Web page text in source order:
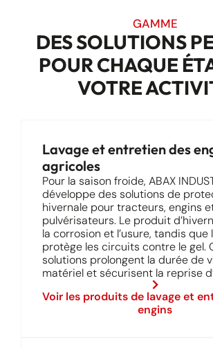
GAMME
DES SOLUTIONS
POUR CHAQUE
VOTRE
Lavage et entretien des
agricoles
Pour la saison froide, ABAX
développe des solutions de
hivernale pour tracteurs, engins
pulvérisateurs. Le produit
la corrosion et l’usure, tandis que
protège les circuits contre le gel.
solutions prolongent la durée de
matériel et sécurisent la reprise
Voir les produits de lavage et
engins